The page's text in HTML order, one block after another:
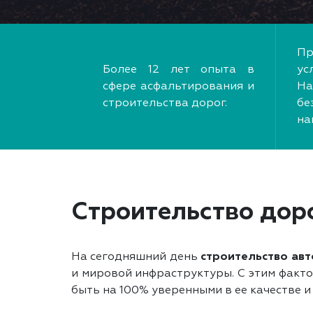
Более 12 лет опыта в
сфере асфальтирования и
строительства дорог.
Строительство
На сегодняшний день строительство
и мировой инфраструктуры. С этим
быть на 100% уверенными в ее качестве